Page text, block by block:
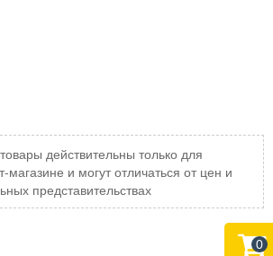
действительны только для
магазине и могут отличаться от цен и
представительствах
0